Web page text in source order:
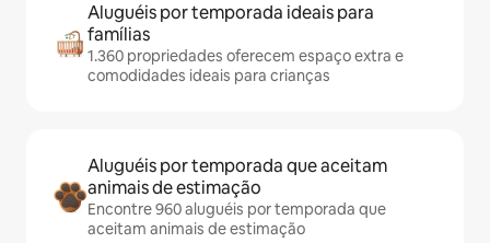
Aluguéis por temporada ideais para
famílias
1.360 propriedades oferecem espaço extra e
comodidades ideais para crianças
Aluguéis por temporada que aceitam
animais de estimação
Encontre 960 aluguéis por temporada que
aceitam animais de estimação